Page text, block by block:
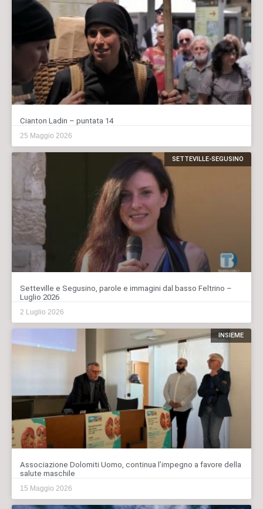
Cianton Ladin – puntata 14
25 Maggio 2026
SETTEVILLE-SEGUSINO
Setteville e Segusino, parole e immagini dal basso Feltrino –
Luglio 2026
2 Luglio 2026
INSIEME
Associazione Dolomiti Uomo, continua l’impegno a favore della
salute maschile
15 Maggio 2026